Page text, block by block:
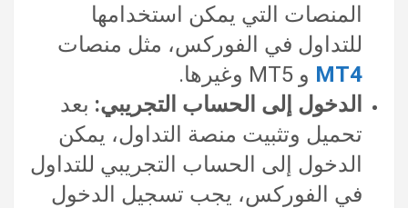
المنصات التي يمكن استخدامها
للتداول في الفوركس، مثل منصات
MT4 و MT5 وغيرها.
الدخول إلى الحساب التجريبي: بعد
تحميل وتثبيت منصة التداول، يمكن
الدخول إلى الحساب التجريبي للتداول
في الفوركس، يجب تسجيل الدخول